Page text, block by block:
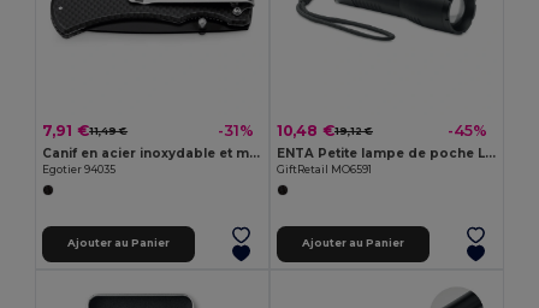
7,91 €11,49 € -31%
Canif en acier inoxydable et métal
Egotier 94035
Ajouter au Panier
10,48 €19,12 € -45%
ENTA Petite lampe de poche LED
GiftRetail MO6591
Ajouter au Panier